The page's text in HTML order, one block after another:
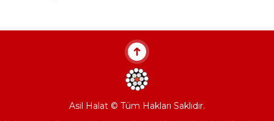
kullanımına, Sapanların genel
Asil Halat © Tüm Hakları Saklıdır.